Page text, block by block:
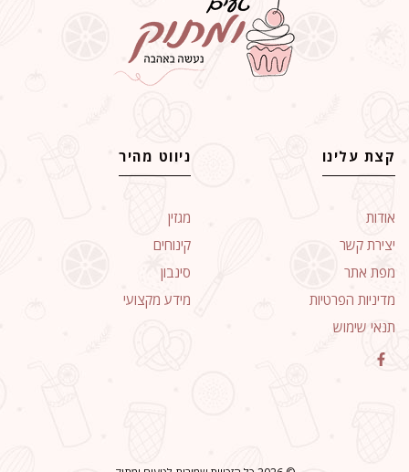
קצת עלינו
אודות
יצירת קשר
מפת אתר
מדיניות הפרטיות
תנאי שימוש
ניווט מהיר
מגזין
קינוחים
סינבון
מידע מקצועי